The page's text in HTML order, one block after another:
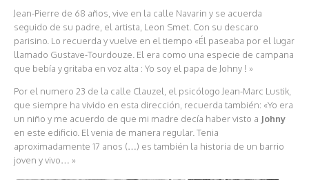
Jean-Pierre de 68 años, vive en la calle Navarin y se acuerda
seguido de su padre, el artista, Leon Smet. Con su descaro
parisino. Lo recuerda y vuelve en el tiempo «Él paseaba por el lugar
llamado Gustave-Tourdouze. El era como una especie de campana
que bebía y gritaba en voz alta : Yo soy el papa de Johny ! »
Por el numero 23 de la calle Clauzel, el psicólogo Jean-Marc Lustik,
que siempre ha vivido en esta dirección, recuerda también: «Yo era
un niño y me acuerdo de que mi madre decía haber visto a Johny
en este edificio. El venia de manera regular. Tenia
aproximadamente 17 anos (…) es también la historia de un barrio
joven y vivo… »